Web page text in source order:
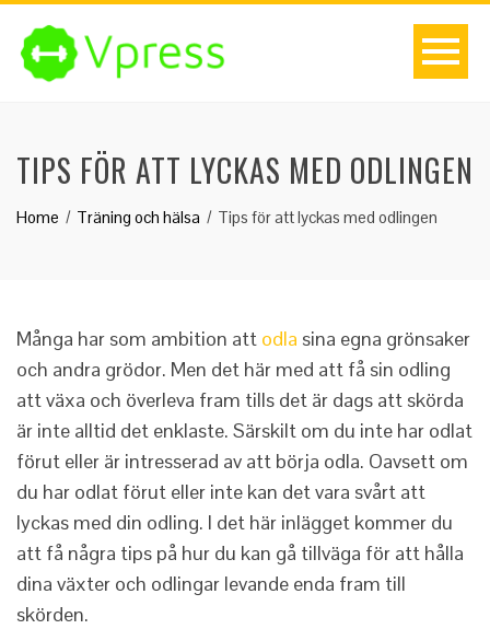
TIPS FÖR ATT LYCKAS MED ODLINGEN
Home Träning och hälsa Tips för att lyckas med odlingen
Många har som ambition att odla sina egna grönsaker
och andra grödor. Men det här med att få sin odling
att växa och överleva fram tills det är dags att skörda
är inte alltid det enklaste. Särskilt om du inte har odlat
förut eller är intresserad av att börja odla. Oavsett om
du har odlat förut eller inte kan det vara svårt att
lyckas med din odling. I det här inlägget kommer du
att få några tips på hur du kan gå tillväga för att hålla
dina växter och odlingar levande enda fram till
skörden.